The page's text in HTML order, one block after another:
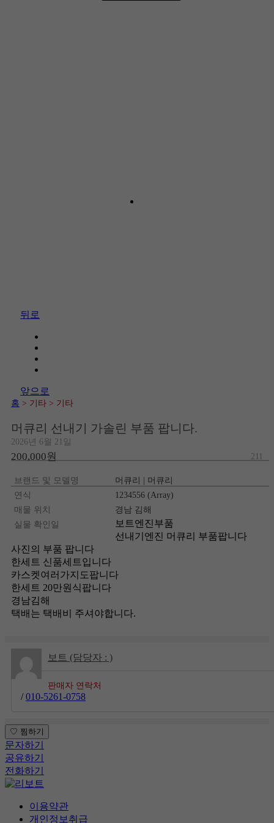
뒤로
앞으로
홈 > 기타 > 기타
머큐리 선내기 가솔린 부품 팝니다.
2026년 6월 21일
200,000원 211
브랜드 및 모델명
머큐리 | 머큐리
연식
1234556 (Array)
매물 위치
경남 김해
실물 확인일
보트엔진부품
선내기엔진 머큐리 부품팝니다
사진의 부품 팝니다
한세트 신품세트입니다
카스켓여러가지도팝니다
한세트 20만원식팝니다
경남김해
택배는 택배비 주셔야합니다.
보트 (담당자 : )
판매자 연락처
/010-5261-0758
문자하기
공유하기
전화하기
이용약관
개인정보취급